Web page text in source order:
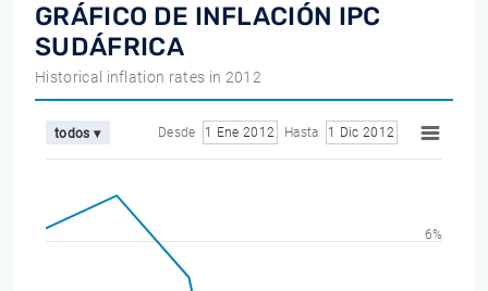
GRÁFICO DE INFLACIÓN IPC
SUDÁFRICA
Historical inflation rates in 2012
todos ▾ Desde 1 Ene 2012 Hasta 1 Dic 2012
6%